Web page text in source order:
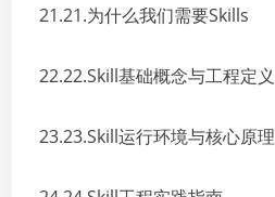
21.21.为什么我们需要Skills
22.22.Skill基础概念与工程定义
23.23.Skill运行环境与核心原理